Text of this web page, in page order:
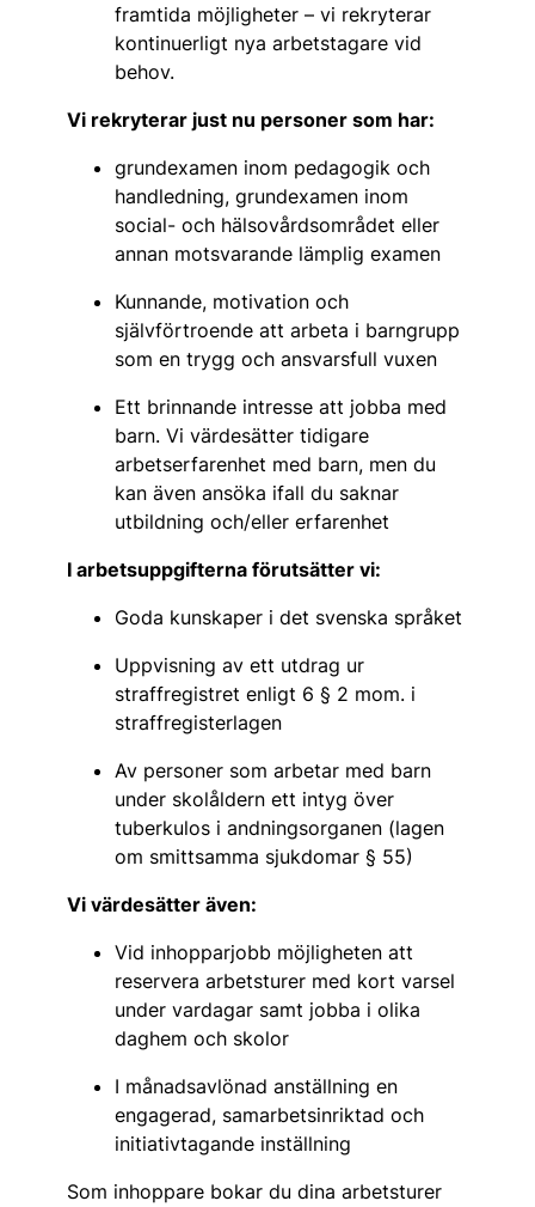
framtida möjligheter – vi rekryterar
kontinuerligt nya arbetstagare vid
behov.
Vi rekryterar just nu personer som har:
grundexamen inom pedagogik och
handledning, grundexamen inom
social- och hälsovårdsområdet eller
annan motsvarande lämplig examen
Kunnande, motivation och
självförtroende att arbeta i barngrupp
som en trygg och ansvarsfull vuxen
Ett brinnande intresse att jobba med
barn. Vi värdesätter tidigare
arbetserfarenhet med barn, men du
kan även ansöka ifall du saknar
utbildning och/eller erfarenhet
I arbetsuppgifterna förutsätter vi:
Goda kunskaper i det svenska språket
Uppvisning av ett utdrag ur
straffregistret enligt 6 § 2 mom. i
straffregisterlagen
Av personer som arbetar med barn
under skolåldern ett intyg över
tuberkulos i andningsorganen (lagen
om smittsamma sjukdomar § 55)
Vi värdesätter även:
Vid inhopparjobb möjligheten att
reservera arbetsturer med kort varsel
under vardagar samt jobba i olika
daghem och skolor
I månadsavlönad anställning en
engagerad, samarbetsinriktad och
initiativtagande inställning
Som inhoppare bokar du dina arbetsturer